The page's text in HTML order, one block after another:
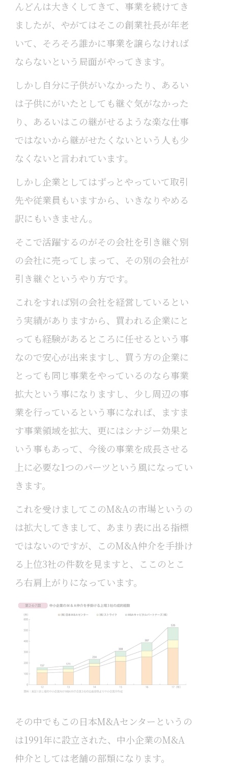
んどんは大きくしてきて、事業を続けてき
ましたが、やがてはそこの創業社長が年老
いて、そろそろ誰かに事業を譲らなければ
ならないという局面がやってきます。
しかし自分に子供がいなかったり、あるい
は子供にがいたとしても継ぐ気がなかった
り、あるいはこの継がせるような楽な仕事
ではないから継がせたくないという人も少
なくないと言われています。
しかし企業としてはずっとやっていて取引
先や従業員もいますから、いきなりやめる
訳にもいきません。
そこで活躍するのがその会社を引き継ぐ別
の会社に売ってしまって、その別の会社が
引き継ぐというやり方です。
これをすれば別の会社を経営しているとい
う実績がありますから、買われる企業にと
っても経験があるところに任せるという事
なので安心が出来ますし、買う方の企業に
とっても同じ事業をやっているのなら事業
拡大という事になりますし、少し周辺の事
業を行っているという事になれば、ますま
す事業領域を拡大、更にはシナジー効果と
いう事もあって、今後の事業を成長させる
上に必要な1つのパーツという風になってい
きます。
これを受けましてこのM&Aの市場というの
は拡大してきまして、あまり表に出る指標
ではないのですが、このM&A仲介を手掛け
る上位3社の件数を見ますと、ここのとこ
ろ右肩上がりになっています。
その中でもこの日本M&Aセンターというの
は1991年に設立された、中小企業のM&A
仲介としては老舗の部類になります。